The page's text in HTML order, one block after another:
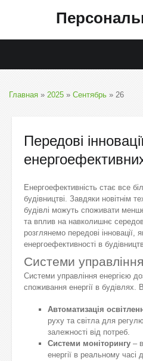
Главная » 2025 » Сентябрь » 26
Передові
Енергоефективність стає все
будівництві. Завдяки новітнім
будівлі можуть споживати
та вплив на навколишнє
розглянемо передові інновації,
енергоефективності в
Системи
Системи управління енергією
споживання енергії в
Автоматизація
руху та світла для
залежності від потреб.
Системи моніторингу –
енергії в реальному часі